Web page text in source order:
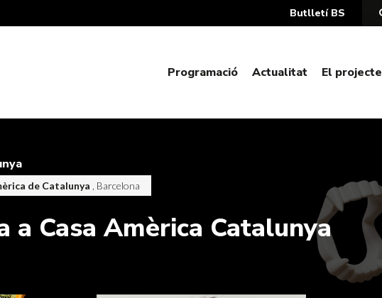
Butlletí BS
Programació Actualitat El projecte
de Catalunya , Barcelona
a Casa Amèrica Catalunya